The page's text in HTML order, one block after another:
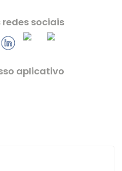
redes sociais
aplicativo